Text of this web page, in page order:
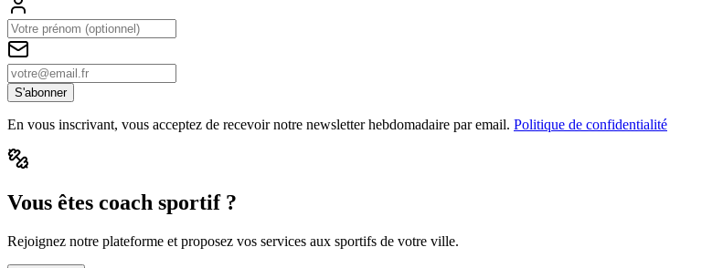
S'abonner
En vous inscrivant, vous acceptez de recevoir notre newsletter hebdomadaire par email. Politique de confidentialité
Vous êtes coach sportif ?
Rejoignez notre plateforme et proposez vos services aux sportifs de votre ville.